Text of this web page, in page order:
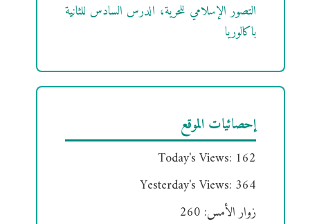
التصور الإسلامي للحرية، الدرس السادس للثانية
باكالوريا
إحصائيات الموقع
Today's Views: 162
Yesterday's Views: 364
زوار الأمس: 260